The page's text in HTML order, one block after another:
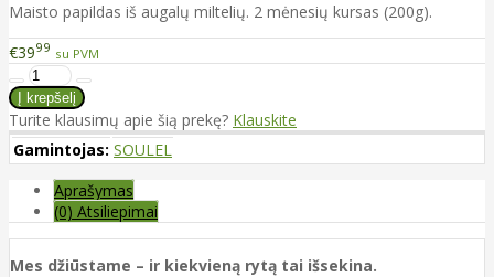
Maisto papildas iš augalų miltelių. 2 mėnesių kursas (200g).
€3999 su PVM
Turite klausimų apie šią prekę? Klauskite
Gamintojas: SOULEL
Aprašymas
(0) Atsiliepimai
Mes džiūstame – ir kiekvieną rytą tai išsekina.